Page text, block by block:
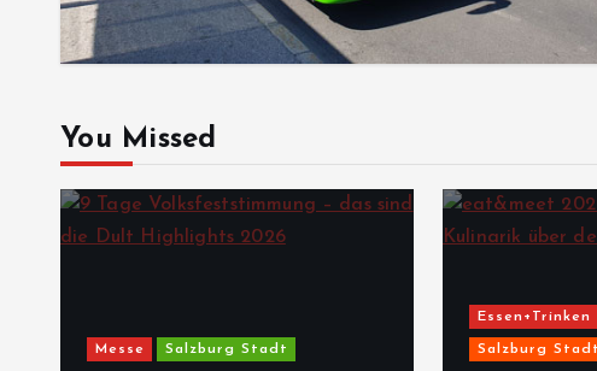
You Missed
Messe Salzburg Stadt
Essen+Trinken
Salzburg Stadt